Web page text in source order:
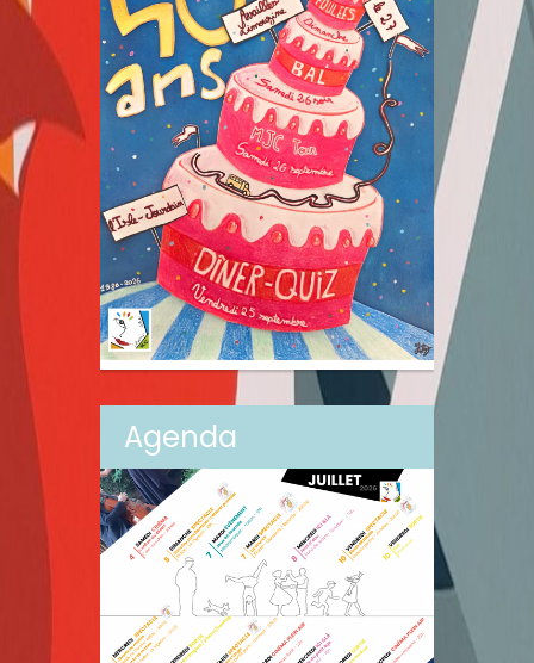
Agenda